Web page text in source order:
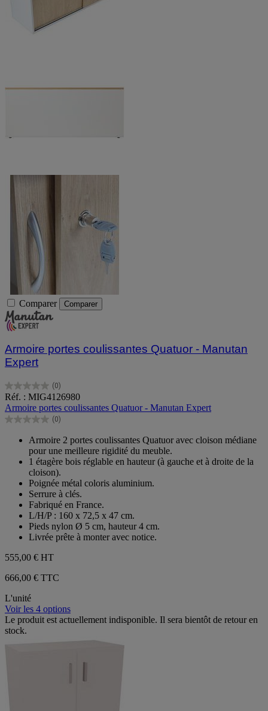
Comparer Comparer
Armoire portes coulissantes Quatuor - Manutan
Expert
(0)
0.0
sur
5
étoiles.
Réf. : MIG4126980
Armoire portes coulissantes Quatuor - Manutan Expert
(0)
0.0
étoiles.
Armoire 2 portes coulissantes Quatuor avec cloison médiane
pour une meilleure rigidité du meuble.
1 étagère bois réglable en hauteur (à gauche et à droite de la
cloison).
Poignée métal coloris aluminium.
Serrure à clés.
Fabriqué en France.
L/H/P : 160 x 72,5 x 47 cm.
Pieds nylon Ø 5 cm, hauteur 4 cm.
Livrée prête à monter avec notice.
555,00 € HT
666,00 € TTC
L'unité
Voir les 4 options
Le produit est actuellement indisponible. Il sera bientôt de retour en
stock.